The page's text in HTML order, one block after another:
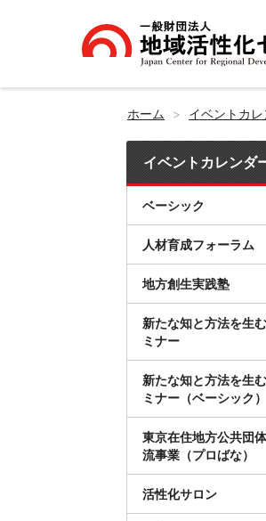
ホーム イベントカ
イベントカレンダ
ベーシック
人材育成フォーラム
地方創生実践塾
新たな知と方法を生
ミナー
新たな知と方法を生
ミナー（ベーシック）
東京在住地方公共団
流事業（プロばな）
活性化サロン